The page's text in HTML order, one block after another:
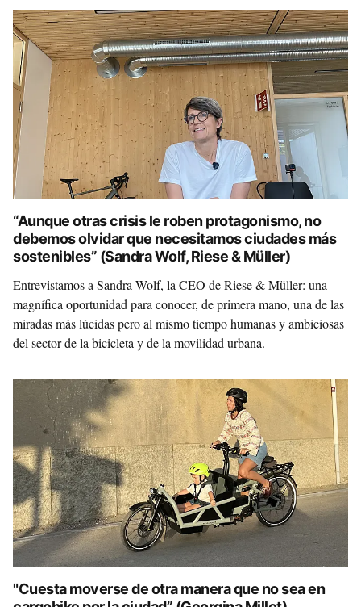
“Aunque otras crisis le roben protagonismo, no
debemos olvidar que necesitamos ciudades más
sostenibles” (Sandra Wolf, Riese & Müller)
Entrevistamos a Sandra Wolf, la CEO de Riese & Müller: una
magnífica oportunidad para conocer, de primera mano, una de las
miradas más lúcidas pero al mismo tiempo humanas y ambiciosas
del sector de la bicicleta y de la movilidad urbana.
"Cuesta moverse de otra manera que no sea en